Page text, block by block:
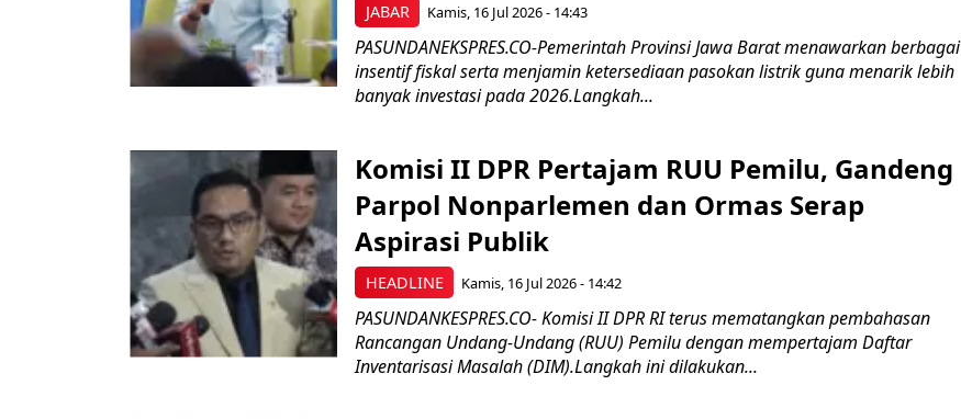
JABAR Kamis, 16 Jul 2026 - 14:43
PASUNDANEKSPRES.CO-Pemerintah Provinsi Jawa Barat menawarkan berbagai
insentif fiskal serta menjamin ketersediaan pasokan listrik guna menarik lebih
banyak investasi pada 2026.Langkah...
HEADLINE
Komisi II DPR Pertajam RUU Pemilu, Gandeng
Parpol Nonparlemen dan Ormas Serap
Aspirasi Publik
Kamis, 16 Jul 2026 - 14:42
PASUNDANKESPRES.CO- Komisi II DPR RI terus mematangkan pembahasan
Rancangan Undang-Undang (RUU) Pemilu dengan mempertajam Daftar
Inventarisasi Masalah (DIM).Langkah ini dilakukan...